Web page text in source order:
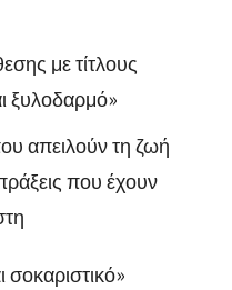
με τίτλους
ξυλοδαρμό»
απειλούν τη ζωή
που έχουν
σοκαριστικό»